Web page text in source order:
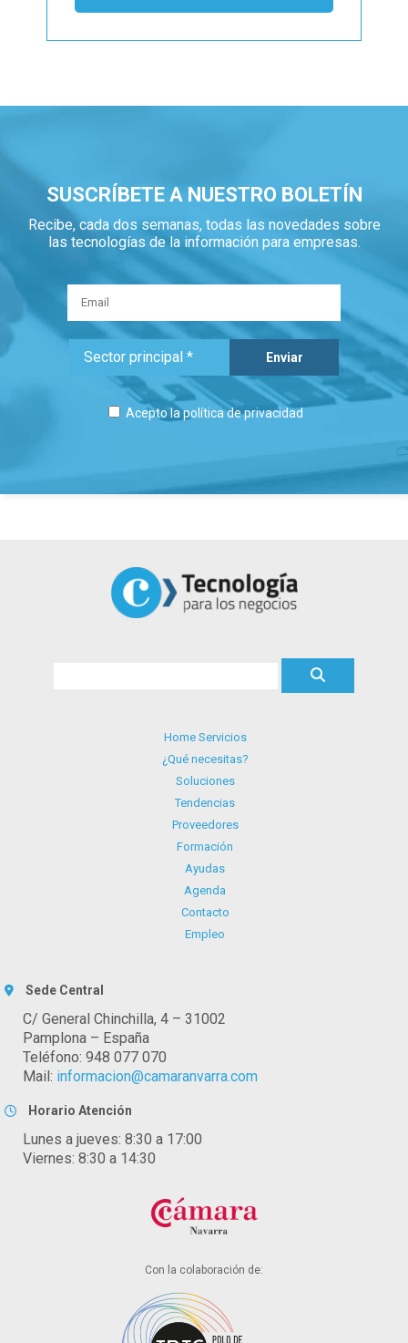
SUSCRÍBETE A NUESTRO BOLETÍN
Recibe, cada dos semanas, todas las novedades sobre
las tecnologías de la información para empresas.
Acepto lapolítica de privacidad
Home Servicios
¿Qué necesitas?
Soluciones
Tendencias
Proveedores
Formación
Ayudas
Agenda
Contacto
Empleo
Sede Central
C/ General Chinchilla, 4 – 31002
Pamplona – España
Teléfono: 948 077 070
Mail: informacion@camaranvarra.com
Horario Atención
Lunes a jueves: 8:30 a 17:00
Viernes: 8:30 a 14:30
Con la colaboración de: